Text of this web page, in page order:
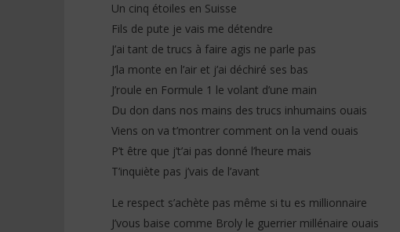
janvier
2026
Un cinq étoiles en Suisse
Fils de pute je vais me détendre
J’ai tant de trucs à faire agis ne parle pas
J’la monte en l’air et j’ai déchiré ses bas
J’roule en Formule 1 le volant d’une main
Du don dans nos mains des trucs inhumains ouais
Viens on va t’montrer comment on la vend ouais
P’t être que j’t’ai pas donné l’heure mais
T’inquiète pas j’vais de l’avant
Le respect s’achète pas même si tu es millionnaire
J’vous baise comme Broly le guerrier millénaire ouais